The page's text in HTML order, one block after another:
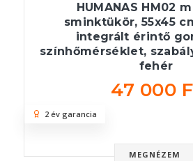
HUMANAS HM02
sminktükör, 55x45
integrált érintő
színhőmérséklet,
fehér
47 000
MEGNÉZEM
2 év garancia